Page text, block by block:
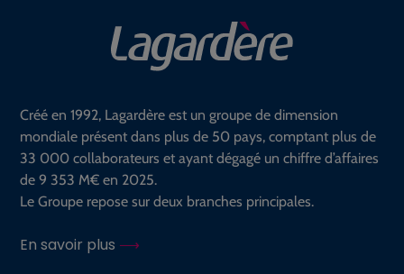
Créé en 1992, Lagardère est un groupe de dimension
mondiale présent dans plus de 50 pays, comptant plus de
33 000 collaborateurs et ayant dégagé un chiffre d’affaires
de 9 353 M€ en 2025.
Le Groupe repose sur deux branches principales.
En savoir plus